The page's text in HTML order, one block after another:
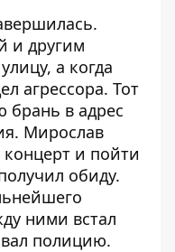
и другим
а когда
агрессора. Тот
брань в адрес
Мирослав
и пойти
обиду.
ними встал
полицию.